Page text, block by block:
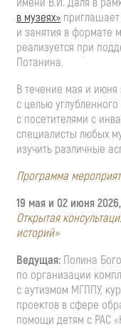
в музеях»
и занятия в формате
реализуется при
Потанина.
В течение мая и июня
с целью
с посетителями с
специалисты любых
изучить различные
Программа
19 мая и 02 июня 2026,
Открытая
историй»
Ведущая: Полина
по организации
с аутизмом МГППУ,
проектов в сфере
помощи детям с РАС